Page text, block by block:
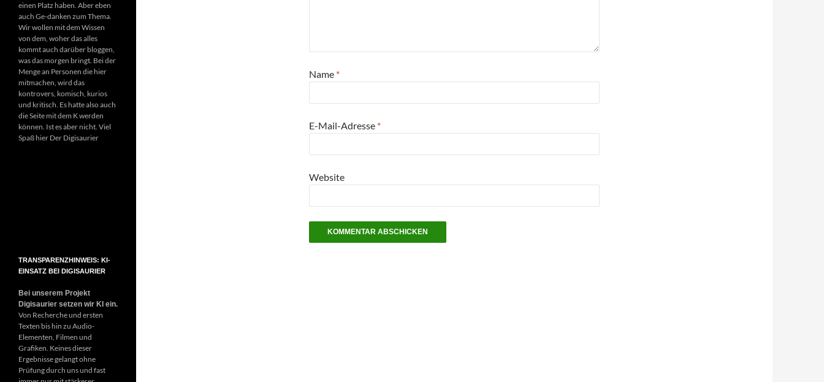
Name *
E-Mail-Adresse *
Website
einen Platz haben. Aber eben
auch Ge-danken zum Thema.
Wir wollen mit dem Wissen
von dem, woher das alles
kommt auch darüber bloggen,
was das morgen bringt. Bei der
Menge an Personen die hier
mitmachen, wird das
kontrovers, komisch, kurios
und kritisch. Es hatte also auch
die Seite mit dem K werden
können. Ist es aber nicht. Viel
Spaß hier Der Digisaurier
TRANSPARENZHINWEIS: KI-
EINSATZ BEI DIGISAURIER
Bei unserem Projekt
Digisaurier setzen wir KI ein.
Von Recherche und ersten
Texten bis hin zu Audio-
Elementen, Filmen und
Grafiken. Keines dieser
Ergebnisse gelangt ohne
Prüfung durch uns und fast